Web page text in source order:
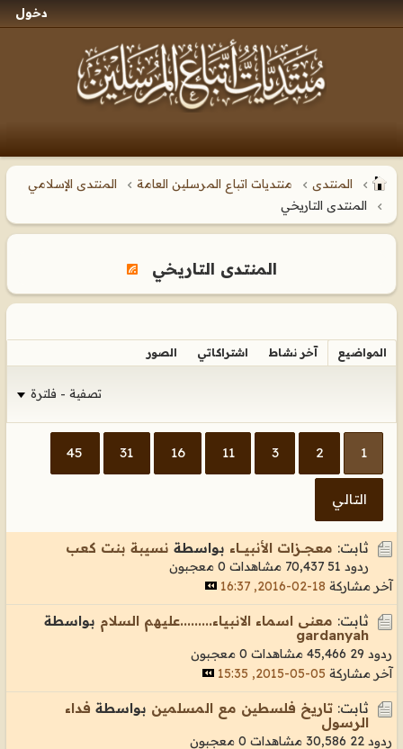
دخول
المنتدى منتديات اتباع المرسلين العامة
المنتدى الإسلامي
المنتدى التاريخي
المنتدى التاريخي
المواضيع آخر نشاط اشتراكاتي الصور
تصفية - فلترة
1
2
3
11
16
31
45
التالي
ثابت: معجـــزات الأنبيــــاء بواسطة نسيبة بنت كعب
ردود 51 70,437 مشاهدات
0 معجبون
آخر مشاركة 18-02-2016, 16:37
ثابت: معنى اسماء الانبياء.........عليهم السلام بواسطة
gardanyah
ردود 29 45,466 مشاهدات
0 معجبون
آخر مشاركة 05-05-2015, 15:35
ثابت: تاريخ فلسطين مع المسلمين بواسطة فداء
الرسول
ردود 22 30,586 مشاهدات
0 معجبون